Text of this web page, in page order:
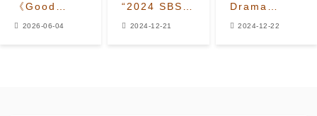
《Good
2026-06-04
“2024 SBS
2024-12-21
Drama
2024-12-22